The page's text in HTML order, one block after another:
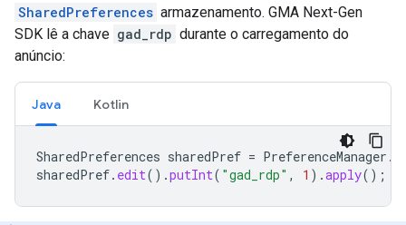
SharedPreferences armazenamento. GMA Next-Gen
SDK lê a chave gad_rdp durante o carregamento do
anúncio:
Java Kotlin
SharedPreferences sharedPref = PreferenceManager .
sharedPref. edit().putInt( "gad_rdp" , 1 ).apply();